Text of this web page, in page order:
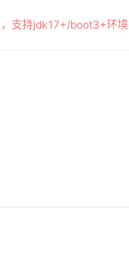
支持jdk17+/boot3+环境